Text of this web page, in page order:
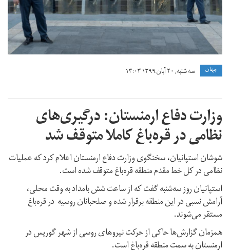
جهان سه شنبه, ۲۰ آبان ۱۳۹۹ ۱۳:۰۳
وزارت دفاع ارمنستان: درگیری‌های
نظامی در قره‌باغ کاملا متوقف شد
شوشان استپانیان، سخنگوی وزارت دفاع ارمنستان اعلام کرد که عملیات
نظامی در کل خط مقدم منطقه قره‌باغ متوقف شده است.
استپانیان روز سه‌شنبه گفت که از ساعت شش بامداد به وقت محلی،
آرامش نسبی در این منطقه برقرار شده و صلحبانان روسیه در قره‌باغ
مستقر می‌شوند.
همزمان گزارش‌ها حاکی از حرکت نیروهای روسی از شهر گوریس در